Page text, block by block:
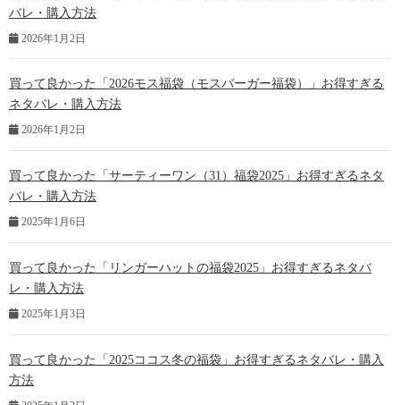
バレ・購入方法
2026年1月2日
買って良かった「2026モス福袋（モスバーガー福袋）」お得すぎる
ネタバレ・購入方法
2026年1月2日
買って良かった「サーティーワン（31）福袋2025」お得すぎるネタ
バレ・購入方法
2025年1月6日
買って良かった「リンガーハットの福袋2025」お得すぎるネタバ
レ・購入方法
2025年1月3日
買って良かった「2025ココス冬の福袋」お得すぎるネタバレ・購入
方法